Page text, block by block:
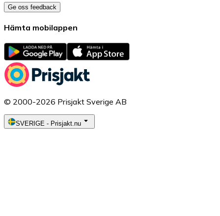
Ge oss feedback
Hämta mobilappen
© 2000-2026 Prisjakt Sverige AB
SVERIGE - Prisjakt.nu